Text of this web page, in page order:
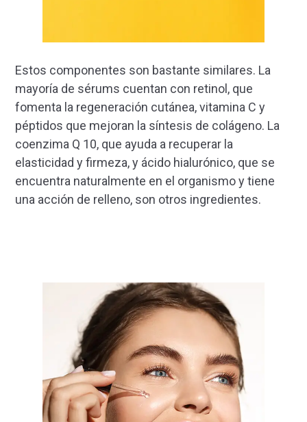
Estos componentes son bastante similares. La
mayoría de sérums cuentan con retinol, que
fomenta la regeneración cutánea, vitamina C y
péptidos que mejoran la síntesis de colágeno. La
coenzima Q 10, que ayuda a recuperar la
elasticidad y firmeza, y ácido hialurónico, que se
encuentra naturalmente en el organismo y tiene
una acción de relleno, son otros ingredientes.